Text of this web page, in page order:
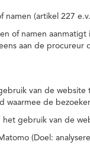
(artikel 227
of namen
aan de procureur
van de
waarmee de
gebruik van de
(Doel: